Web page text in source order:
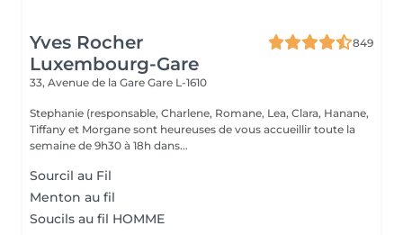
Yves Rocher
Luxembourg-Gare
849
33, Avenue de la Gare Gare L-1610
Stephanie (responsable, Charlene, Romane, Lea, Clara, Hanane,
Tiffany et Morgane sont heureuses de vous accueillir toute la
semaine de 9h30 à 18h dans...
Sourcil au Fil
Menton au fil
Soucils au fil HOMME